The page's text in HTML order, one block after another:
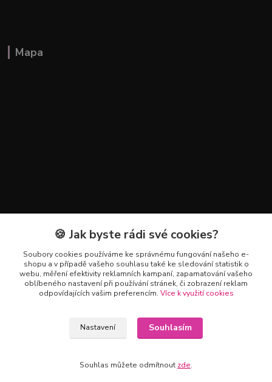
Mapa
Kontakty
+420 602 223 614
info@zahradnictvipetro.cz
🍪 Jak byste rádi své cookies?
Soubory cookies používáme ke správnému fungování našeho e-
shopu a v případě vašeho souhlasu také ke sledování statistik o
webu, měření efektivity reklamních kampaní, zapamatování vašeho
oblíbeného nastavení při používání stránek, či zobrazení reklam
odpovídajících vašim preferencím. Více k využití cookies
Nastavení Souhlasím
Souhlas můžete odmítnout zde.